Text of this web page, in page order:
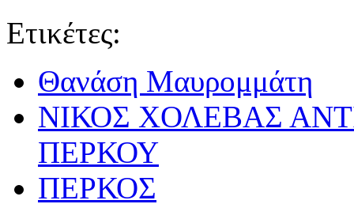
Ετικέτες:
Θανάση Μαυρομμάτη
ΝΙΚΟΣ ΧΟΛΕΒΑΣ
ΠΕΡΚΟΥ
ΠΕΡΚΟΣ